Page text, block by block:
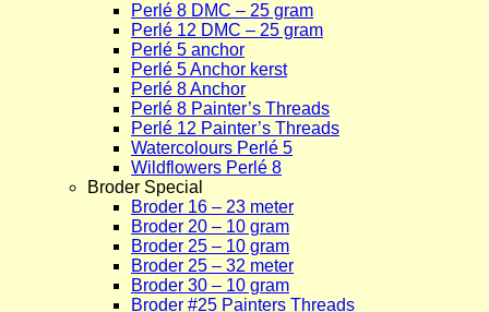
Perlé 8 DMC – 25 gram
Perlé 12 DMC – 25 gram
Perlé 5 anchor
Perlé 5 Anchor kerst
Perlé 8 Anchor
Perlé 8 Painter’s Threads
Perlé 12 Painter’s Threads
Watercolours Perlé 5
Wildflowers Perlé 8
Broder Special
Broder 16 – 23 meter
Broder 20 – 10 gram
Broder 25 – 10 gram
Broder 25 – 32 meter
Broder 30 – 10 gram
Broder #25 Painters Threads